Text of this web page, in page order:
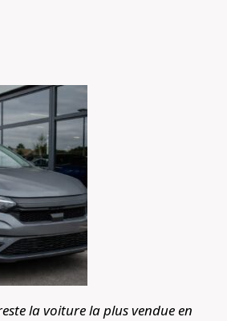
la voiture la plus vendue en